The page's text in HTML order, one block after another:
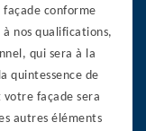
façade conforme
nos qualifications,
qui sera à la
quintessence de
votre façade sera
autres éléments